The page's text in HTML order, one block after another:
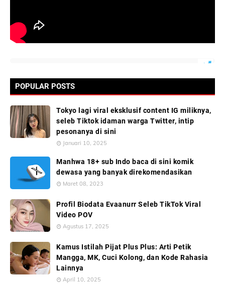
POPULAR POSTS
Tokyo lagi viral eksklusif content IG miliknya,
seleb Tiktok idaman warga Twitter, intip
pesonanya di sini
Januari 10, 2025
Manhwa 18+ sub Indo baca di sini komik
dewasa yang banyak direkomendasikan
Maret 08, 2023
Profil Biodata Evaanurr Seleb TikTok Viral
Video POV
Agustus 17, 2025
Kamus Istilah Pijat Plus Plus: Arti Petik
Mangga, MK, Cuci Kolong, dan Kode Rahasia
Lainnya
April 10, 2025